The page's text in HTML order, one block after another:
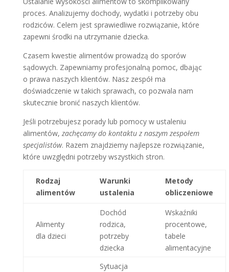
proces. Analizujemy dochody, wydatki i potrzeby obu
rodziców. Celem jest sprawiedliwe rozwiązanie, które
zapewni środki na utrzymanie dziecka.
Czasem kwestie alimentów prowadzą do sporów
sądowych. Zapewniamy profesjonalną pomoc, dbając
o prawa naszych klientów. Nasz zespół ma
doświadczenie w takich sprawach, co pozwala nam
skutecznie bronić naszych klientów.
Jeśli potrzebujesz porady lub pomocy w ustaleniu
alimentów, zachęcamy do kontaktu z naszym zespołem
specjalistów. Razem znajdziemy najlepsze rozwiązanie,
które uwzględni potrzeby wszystkich stron.
Rodzaj
alimentów
Warunki
ustalenia
Metody
obliczeniowe
Alimenty
dla dzieci
Dochód
rodzica,
potrzeby
dziecka
Wskaźniki
procentowe,
tabele
alimentacyjne
Sytuacja